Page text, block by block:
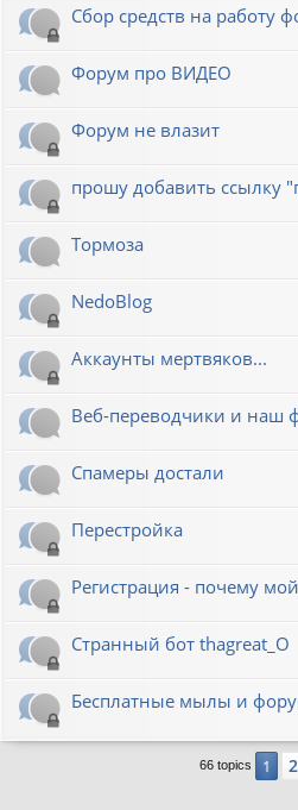
Сбор средств на работу
Форум про ВИДЕО
Форум не влазит
прошу добавить ссылку
Тормоза
NedoBlog
Аккаунты мертвяков...
Веб-переводчики и наш
Спамеры достали
Перестройка
Регистрация - почему
Странный бот thagreat_O
Бесплатные мылы и
66 topics 1 2